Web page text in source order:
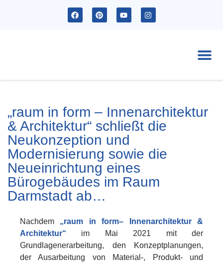
„raum in form – Innenarchitektur
& Architektur“ schließt die
Neukonzeption und
Modernisierung sowie die
Neueinrichtung eines
Bürogebäudes im Raum
Darmstadt ab…
Nachdem „raum in form– Innenarchitektur &
Architektur“ im Mai 2021 mit der
Grundlagenerarbeitung, den Konzeptplanungen,
der Ausarbeitung von Material-, Produkt- und